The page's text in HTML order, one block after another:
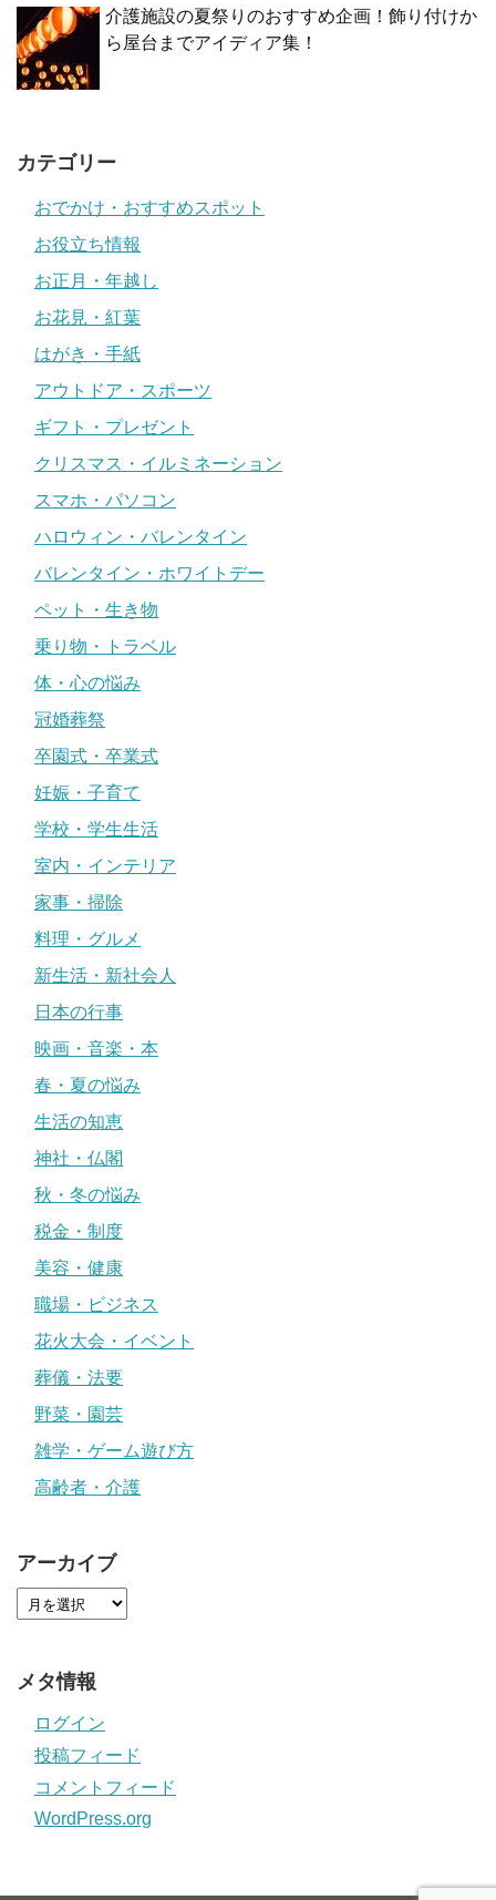
介護施設の夏祭りのおすすめ企画！飾り付けか
ら屋台までアイディア集！
カテゴリー
おでかけ・おすすめスポット
お役立ち情報
お正月・年越し
お花見・紅葉
はがき・手紙
アウトドア・スポーツ
ギフト・プレゼント
クリスマス・イルミネーション
スマホ・パソコン
ハロウィン・バレンタイン
バレンタイン・ホワイトデー
ペット・生き物
乗り物・トラベル
体・心の悩み
冠婚葬祭
卒園式・卒業式
妊娠・子育て
学校・学生生活
室内・インテリア
家事・掃除
料理・グルメ
新生活・新社会人
日本の行事
映画・音楽・本
春・夏の悩み
生活の知恵
神社・仏閣
秋・冬の悩み
税金・制度
美容・健康
職場・ビジネス
花火大会・イベント
葬儀・法要
野菜・園芸
雑学・ゲーム遊び方
高齢者・介護
アーカイブ
メタ情報
ログイン
投稿フィード
コメントフィード
WordPress.org